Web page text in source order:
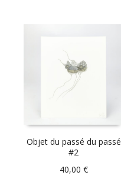
Objet du passé du passé
#2
40,00 €